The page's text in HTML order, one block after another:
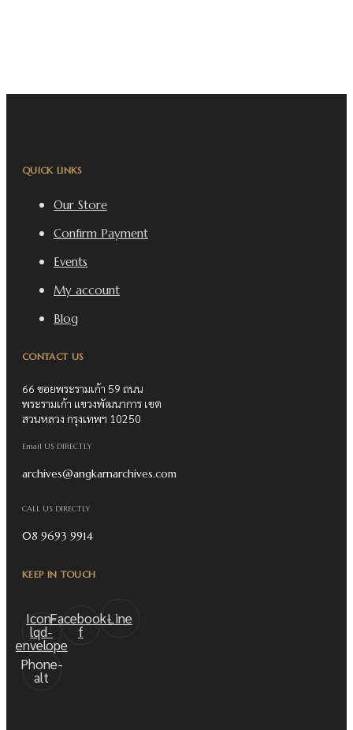
QUICK LINKS
Our Store
Confirm Payment
Events
My account
Blog
CONTACT US
66 ซอยพระรามเก้า 59 ถนน
พระรามเก้า แขวงพัฒนาการ เขต
สวนหลวง กรุงเทพฯ 10250
Email US DIRECTLY
archives@angkarnarchives.com
CALL US DIRECTLY
08 9693 9914
KEEP IN TOUCH
Icon-
lqd-
envelope
Facebook-
f
Line
Phone-
alt